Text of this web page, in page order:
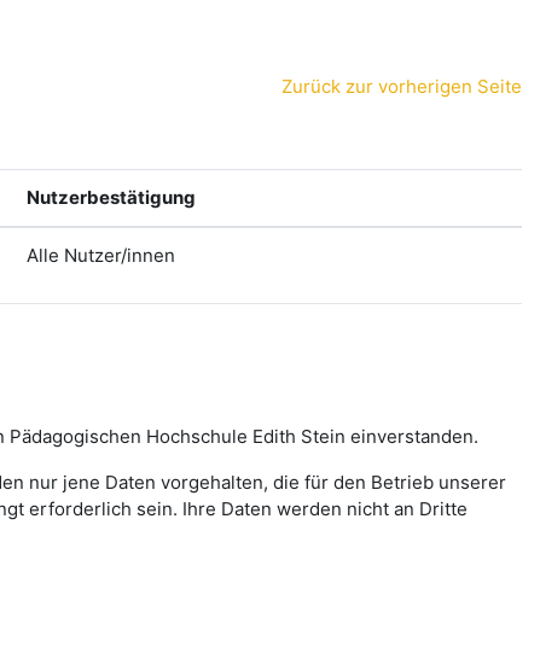
Zurück zur vorherigen Seite
Nutzerbestätigung
Alle Nutzer/innen
Hochschule Edith Stein einverstanden.
nur jene Daten vorgehalten, die für den Betrieb unserer
erforderlich sein. Ihre Daten werden nicht an Dritte